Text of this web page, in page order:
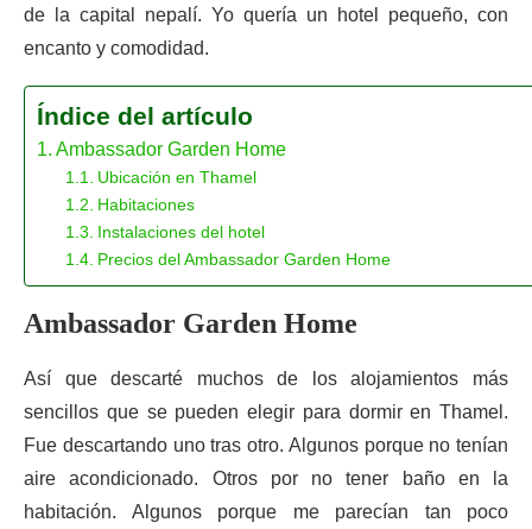
de la capital nepalí. Yo quería un hotel pequeño, con
encanto y comodidad.
Índice del artículo
Ambassador Garden Home
Ubicación en Thamel
Habitaciones
Instalaciones del hotel
Precios del Ambassador Garden Home
Ambassador Garden Home
Así que descarté muchos de los alojamientos más
sencillos que se pueden elegir para dormir en Thamel.
Fue descartando uno tras otro. Algunos porque no tenían
aire acondicionado. Otros por no tener baño en la
habitación. Algunos porque me parecían tan poco